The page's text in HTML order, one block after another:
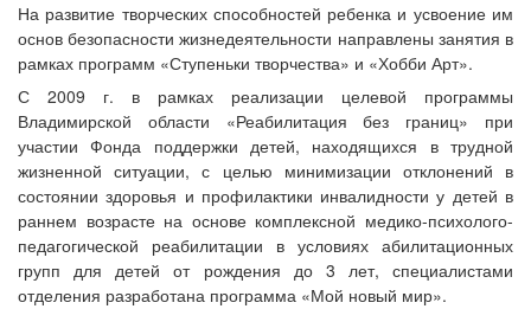
На развитие творческих способностей ребенка и усвоение им
основ безопасности жизнедеятельности направлены занятия в
рамках программ «Ступеньки творчества» и «Хобби Арт».
С 2009 г. в рамках реализации целевой программы
Владимирской области «Реабилитация без границ» при
участии Фонда поддержки детей, находящихся в трудной
жизненной ситуации, с целью минимизации отклонений в
состоянии здоровья и профилактики инвалидности у детей в
раннем возрасте на основе комплексной медико-психолого-
педагогической реабилитации в условиях абилитационных
групп для детей от рождения до 3 лет, специалистами
отделения разработана программа «Мой новый мир».